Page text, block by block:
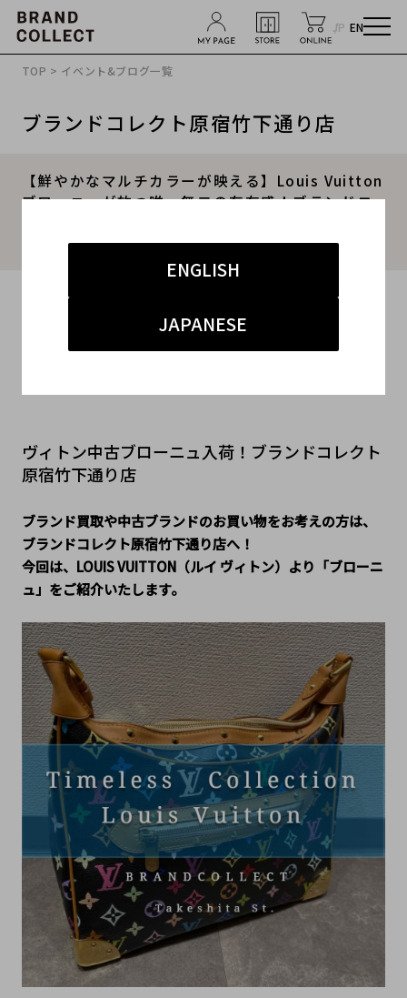
JP EN
ENGLISH
JAPANESE
TOP > イベント&ブログ一覧
ブランドコレクト原宿竹下通り店
【鮮やかなマルチカラーが映える】Louis Vuitton
ブローニュが放つ唯一無二の存在感！ブランドコ
2026.05.19
#ラグジュアリー
ヴィトン中古ブローニュ入荷！ブランドコレクト
原宿竹下通り店
ブランド買取や中古ブランドのお買い物をお考えの方は、
ブランドコレクト原宿竹下通り店へ！
今回は、LOUIS VUITTON（ルイ ヴィトン）より「ブローニ
ュ」をご紹介いたします。